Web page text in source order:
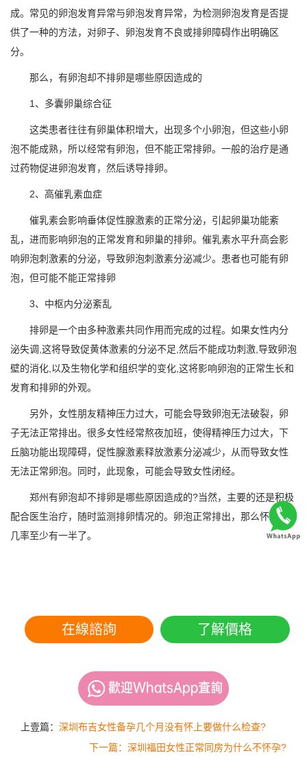
成。常见的卵泡发育异常与卵泡发育异常，为检测卵泡发育是否提
供了一种的方法，对卵子、卵泡发育不良或排卵障碍作出明确区
分。
那么，有卵泡却不排卵是哪些原因造成的
1、多囊卵巢综合征
这类患者往往有卵巢体积增大，出现多个小卵泡，但这些小卵
泡不能成熟，所以经常有卵泡，但不能正常排卵。一般的治疗是通
过药物促进卵泡发育，然后诱导排卵。
2、高催乳素血症
催乳素会影响垂体促性腺激素的正常分泌，引起卵巢功能紊
乱，进而影响卵泡的正常发育和卵巢的排卵。催乳素水平升高会影
响卵泡刺激素的分泌，导致卵泡刺激素分泌减少。患者也可能有卵
泡，但可能不能正常排卵
3、中枢内分泌紊乱
排卵是一个由多种激素共同作用而完成的过程。如果女性内分
泌失调,这将导致促黄体激素的分泌不足,然后不能成功刺激,导致卵泡
壁的消化,以及生物化学和组织学的变化,这将影响卵泡的正常生长和
发育和排卵的外观。
另外，女性朋友精神压力过大，可能会导致卵泡无法破裂，卵
子无法正常排出。很多女性经常熬夜加班，使得精神压力过大，下
丘脑功能出现障碍，促性腺激素释放激素分泌减少，从而导致女性
无法正常卵泡。同时，此现象，可能会导致女性闭经。
郑州有卵泡却不排卵是哪些原因造成的?当然，主要的还是积极
配合医生治疗，随时监测排卵情况的。卵泡正常排出，那么怀孕的
几率至少有一半了。
在線諮詢 了解價格
上壹篇： 深圳布吉女性备孕几个月没有怀上要做什么检查?
下一篇：深圳福田女性正常同房为什么不怀孕?